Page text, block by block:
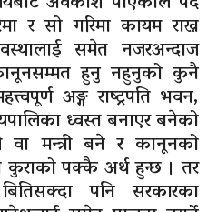
र सो गरिमा कायम राख्न
समेत नजरअन्दाज
हुनु नहुनुको कुनै
अङ्ग राष्ट्रपति भवन,
ध्वस्त बनाएर बनेको
वा मन्त्री बने र कानूनको
कुराको पक्कै अर्थ हुन्छ । तर
पनि सरकारका